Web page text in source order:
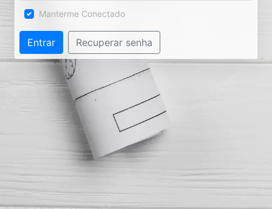
Manterme Conectado
Entrar Recuperar senha